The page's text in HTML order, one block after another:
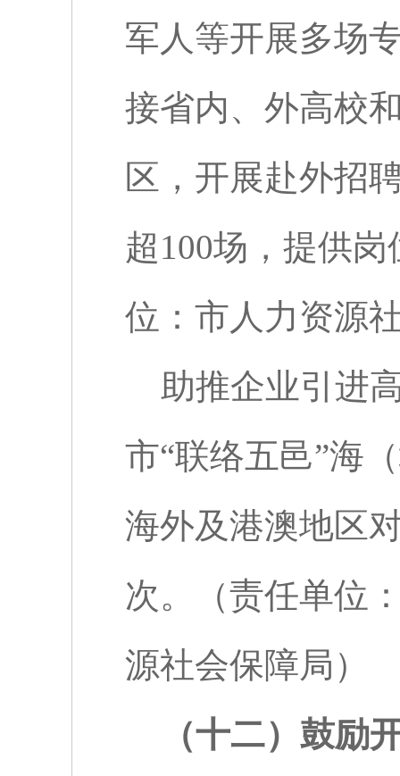
军人等开展多场
接省内、外高校
区，开展赴外招
超100场，提供岗
位：市人力资源
助推企业引进
市“联络五邑”海
海外及港澳地区
次。（责任单位
源社会保障局）
（十二）鼓励